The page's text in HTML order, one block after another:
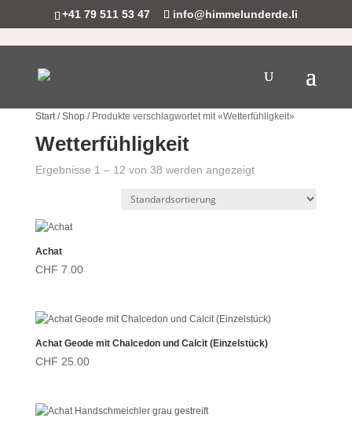
+41 79 511 53 47 info@himmelunderde.li
Start/Shop/ Produkte verschlagwortet mit «Wetterfühligkeit»
Wetterfühligkeit
Ergebnisse 1 – 12 von 38 werden angezeigt
Achat
CHF 7.00
Achat Geode mit Chalcedon und Calcit (Einzelstück)
CHF 25.00